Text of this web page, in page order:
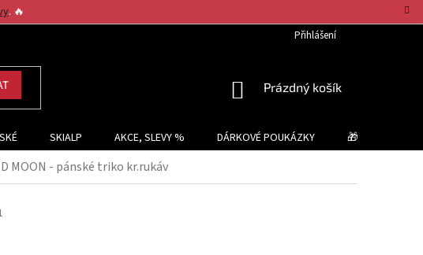
. 🔥
Přihlášení
NÁKUPNÍ
Prázdný košík
SKIALP AKCE, SLEVY % DÁRKOVÉ POUKÁZKY 🎁 TIPY NA
MOON - pánské triko kr.rukáv